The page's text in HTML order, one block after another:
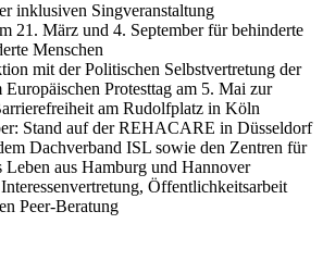
inklusiven Singveranstaltung
21. März und 4. September für behinderte
Menschen
mit der Politischen Selbstvertretung der
Protesttag am 5. Mai zur
am Rudolfplatz in Köln
Stand auf der REHACARE in Düsseldorf
Dachverband ISL sowie den Zentren für
Leben aus Hamburg und Hannover
Öffentlichkeitsarbeit
Peer-Beratung